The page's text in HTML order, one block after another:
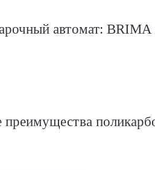
автомат: BRIMA